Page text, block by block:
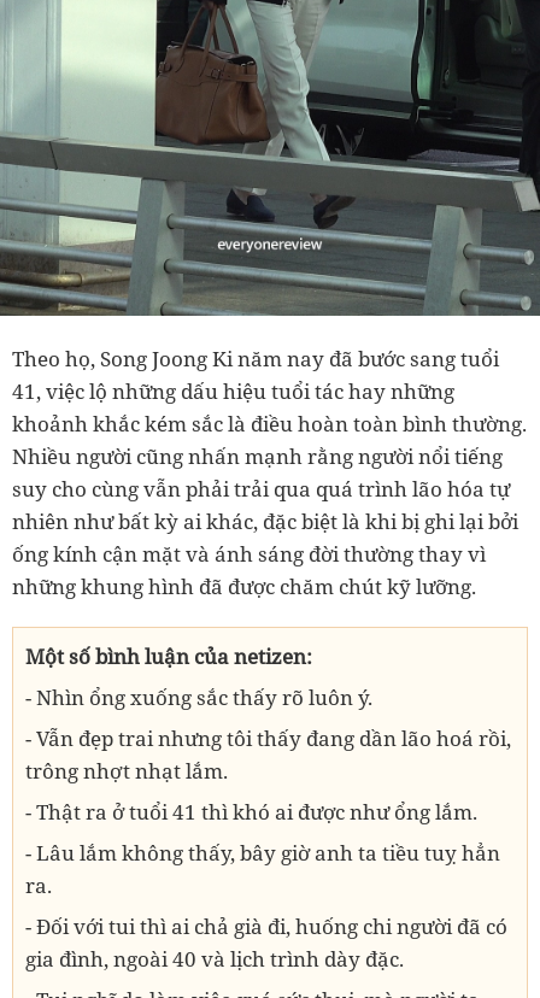
Theo họ, Song Joong Ki năm nay đã bước sang tuổi
41, việc lộ những dấu hiệu tuổi tác hay những
khoảnh khắc kém sắc là điều hoàn toàn bình thường.
Nhiều người cũng nhấn mạnh rằng người nổi tiếng
suy cho cùng vẫn phải trải qua quá trình lão hóa tự
nhiên như bất kỳ ai khác, đặc biệt là khi bị ghi lại bởi
ống kính cận mặt và ánh sáng đời thường thay vì
những khung hình đã được chăm chút kỹ lưỡng.
Một số bình luận của netizen:
- Nhìn ổng xuống sắc thấy rõ luôn ý.
- Vẫn đẹp trai nhưng tôi thấy đang dần lão hoá rồi,
trông nhợt nhạt lắm.
- Thật ra ở tuổi 41 thì khó ai được như ổng lắm.
- Lâu lắm không thấy, bây giờ anh ta tiều tuỵ hẳn
ra.
- Đối với tui thì ai chả già đi, huống chi người đã có
gia đình, ngoài 40 và lịch trình dày đặc.